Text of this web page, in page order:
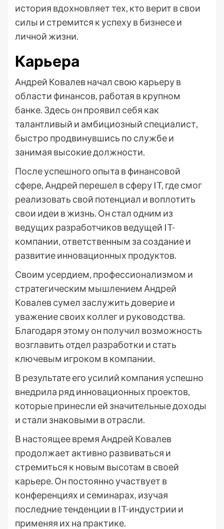
история вдохновляет тех, кто верит в свои
силы и стремится к успеху в бизнесе и
личной жизни.
Карьера
Андрей Ковалев начал свою карьеру в
области финансов, работая в крупном
банке. Здесь он проявил себя как
талантливый и амбициозный специалист,
быстро продвинувшись по службе и
занимая высокие должности.
После успешного опыта в финансовой
сфере, Андрей перешел в сферу IT, где смог
реализовать свой потенциал и воплотить
свои идеи в жизнь. Он стал одним из
ведущих разработчиков ведущей IT-
компании, ответственным за создание и
развитие инновационных продуктов.
Своим усердием, профессионализмом и
стратегическим мышлением Андрей
Ковалев сумел заслужить доверие и
уважение своих коллег и руководства.
Благодаря этому он получил возможность
возглавить отдел разработки и стать
ключевым игроком в компании.
В результате его усилий компания успешно
внедрила ряд инновационных проектов,
которые принесли ей значительные доходы
и стали знаковыми в отрасли.
В настоящее время Андрей Ковалев
продолжает активно развиваться и
стремиться к новым высотам в своей
карьере. Он постоянно участвует в
конференциях и семинарах, изучая
последние тенденции в IT-индустрии и
применяя их на практике.